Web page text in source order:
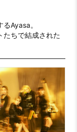
Ayasa。
たちで結成された